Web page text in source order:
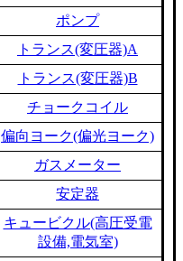
ポンプ
トランス(変圧器)A
トランス(変圧器)B
チョークコイル
偏向ヨーク(偏光ヨーク)
ガスメーター
安定器
キュービクル(高圧受電
設備,電気室)